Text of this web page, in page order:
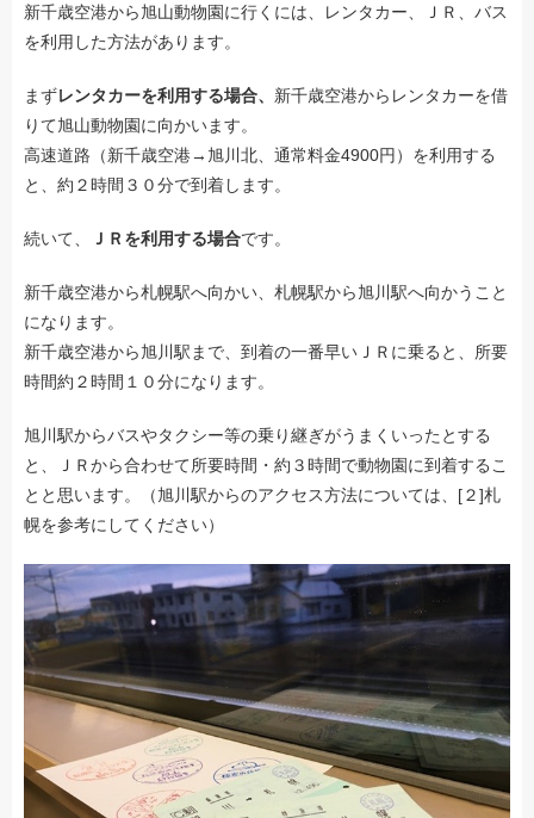
新千歳空港から旭山動物園に行くには、レンタカー、ＪＲ、バス
を利用した方法があります。
まずレンタカーを利用する場合、 新千歳空港からレンタカーを借
りて旭山動物園に向かいます。
高速道路（新千歳空港→旭川北、通常料金4900円）を利用する
と、約２時間３０分で到着します。
続いて、 ＪＲを利用する場合です。
新千歳空港から札幌駅へ向かい、札幌駅から旭川駅へ向かうこと
になります。
新千歳空港から旭川駅まで、到着の一番早いＪＲに乗ると、所要
時間約２時間１０分になります。
旭川駅からバスやタクシー等の乗り継ぎがうまくいったとする
と、ＪＲから合わせて所要時間・約３時間で動物園に到着するこ
とと思います。（旭川駅からのアクセス方法については、[２]札
幌を参考にしてください）